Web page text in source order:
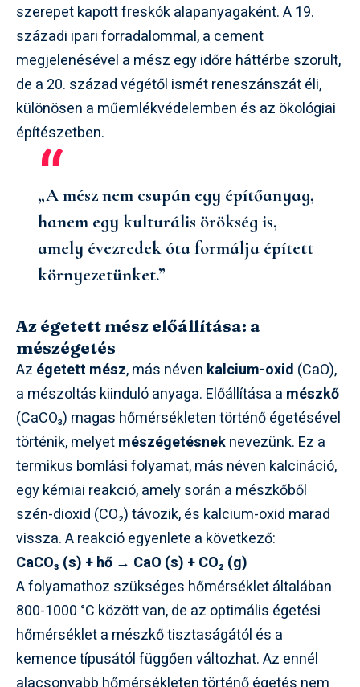
szerepet kapott freskók alapanyagaként. A 19.
századi ipari forradalommal, a cement
megjelenésével a mész egy időre háttérbe szorult,
de a 20. század végétől ismét reneszánszát éli,
különösen a műemlékvédelemben és az ökológiai
építészetben.
„A mész nem csupán egy építőanyag,
hanem egy kulturális örökség is,
amely évezredek óta formálja épített
környezetünket.”
Az égetett mész előállítása: a
mészégetés
Az égetett mész, más néven kalcium-oxid (CaO),
a mészoltás kiinduló anyaga. Előállítása a mészkő
(CaCO₃) magas hőmérsékleten történő égetésével
történik, melyetmészégetésneknevezünk. Ez a
termikus bomlási folyamat, más néven kalcináció,
egy kémiai reakció, amely során a mészkőből
szén-dioxid (CO₂) távozik, és kalcium-oxid marad
vissza. A reakció egyenlete a következő:
CaCO₃ (s) + hő → CaO (s) + CO₂ (g)
A folyamathoz szükséges hőmérséklet általában
800-1000 °C között van, de az optimális égetési
hőmérséklet a mészkő tisztaságától és a
kemence típusától függően változhat. Az ennél